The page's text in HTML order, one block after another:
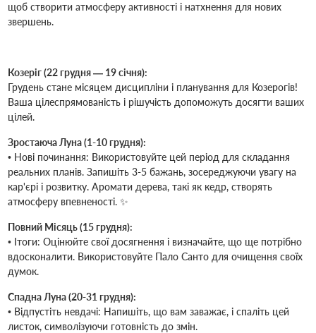
щоб створити атмосферу активності і натхнення для нових
звершень.
Козеріг (22 грудня — 19 січня):
Грудень стане місяцем дисципліни і планування для Козерогів!
Ваша цілеспрямованість і рішучість допоможуть досягти ваших
цілей.
Зростаюча Луна (1-10 грудня):
• Нові починання: Використовуйте цей період для складання
реальних планів. Запишіть 3-5 бажань, зосереджуючи увагу на
кар'єрі і розвитку. Аромати дерева, такі як кедр, створять
атмосферу впевненості. ✨
Повний Місяць (15 грудня):
• Ітоги: Оцінюйте свої досягнення і визначайте, що ще потрібно
вдосконалити. Використовуйте Пало Санто для очищення своїх
думок.
Спадна Луна (20-31 грудня):
• Відпустіть невдачі: Напишіть, що вам заважає, і спаліть цей
листок, символізуючи готовність до змін.